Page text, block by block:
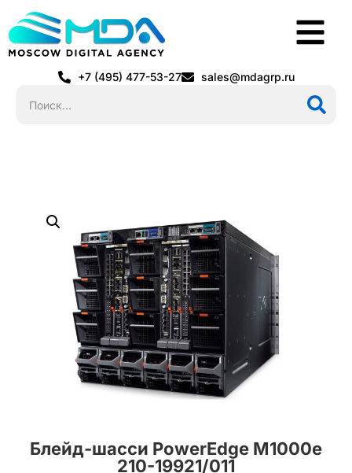
+7 (495) 477-53-27 sales@mdagrp.ru
Блейд-шасси PowerEdge M1000e
210-19921/011